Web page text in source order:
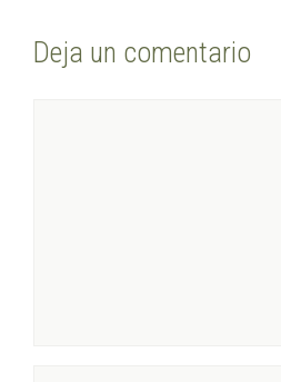
Deja un comentario